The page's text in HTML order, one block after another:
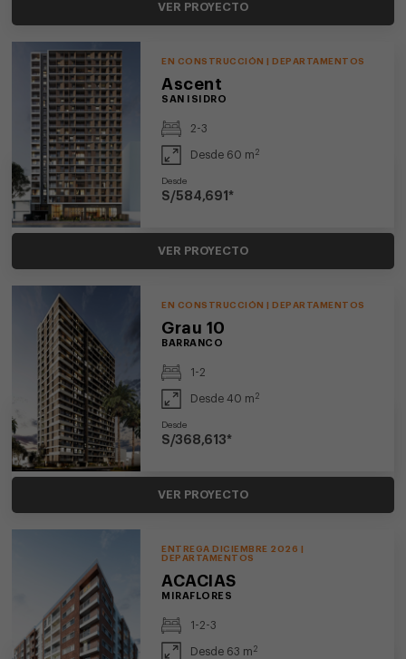
VER PROYECTO
EN CONSTRUCCIÓN | DEPARTAMENTOS
Ascent
SAN ISIDRO
2-3
Desde 60 m 2
Desde
S/584,691*
VER PROYECTO
EN CONSTRUCCIÓN | DEPARTAMENTOS
Grau 10
BARRANCO
1-2
Desde 40 m 2
Desde
S/368,613*
VER PROYECTO
ENTREGA DICIEMBRE 2026 |
DEPARTAMENTOS
ACACIAS
MIRAFLORES
1-2-3
Desde 63 m 2